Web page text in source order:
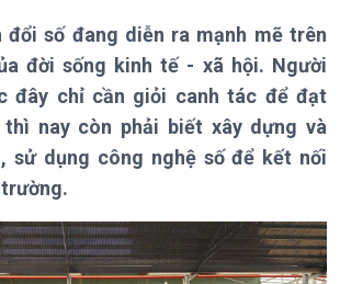
Bản tin
Chuyên mục
Theo dòng Thời sự
Thế giới
Tin thế giới
đổi số đang diễn ra mạnh mẽ trên
đời sống kinh tế - xã hội. Người
đây chỉ cần giỏi canh tác để đạt
nay còn phải biết xây dựng và
sử dụng công nghệ số để kết nối